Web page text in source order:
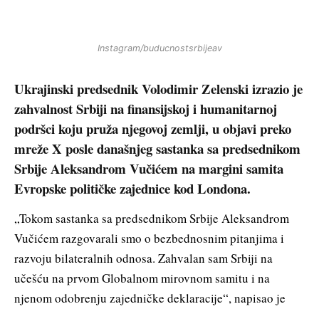
Instagram/buducnostsrbijeav
Ukrajinski predsednik Volodimir Zelenski izrazio je
zahvalnost Srbiji na finansijskoj i humanitarnoj
podršci koju pruža njegovoj zemlji, u objavi preko
mreže X posle današnjeg sastanka sa predsednikom
Srbije Aleksandrom Vučićem na margini samita
Evropske političke zajednice kod Londona.
„Tokom sastanka sa predsednikom Srbije Aleksandrom
Vučićem razgovarali smo o bezbednosnim pitanjima i
razvoju bilateralnih odnosa. Zahvalan sam Srbiji na
učešću na prvom Globalnom mirovnom samitu i na
njenom odobrenju zajedničke deklaracije“, napisao je